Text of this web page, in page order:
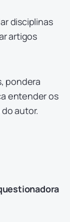
disciplinas
artigos
pondera
entender os
autor.